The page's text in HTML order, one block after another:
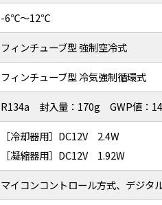
-6℃～12℃
フィンチューブ型 強制空冷式
フィンチューブ型 冷気強制循環式
R134a 封入量：170g GWP値：
［冷却器用］DC12V 2.4W
［凝縮器用］DC12V 1.92W
マイコンコントロール方式、デジタ